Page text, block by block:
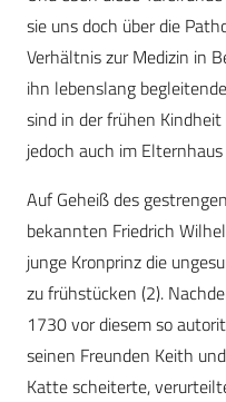
sie uns doch über die
Verhältnis zur Medizin in
ihn lebenslang
sind in der frühen
jedoch auch im
Auf Geheiß des
bekannten Friedrich
junge Kronprinz die
zu frühstücken (2).
1730 vor diesem so
seinen Freunden Keith
Katte scheiterte,